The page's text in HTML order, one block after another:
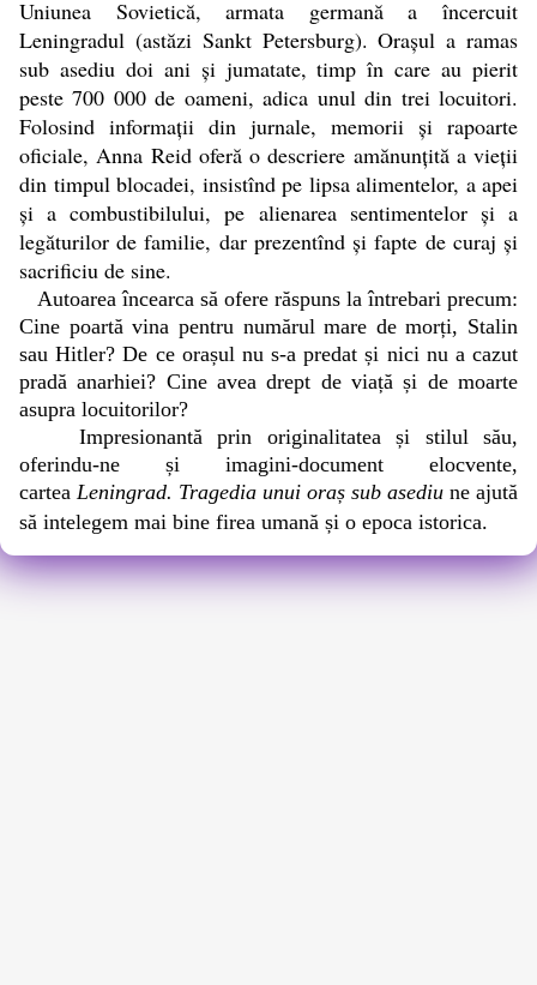
Uniunea Sovietică, armata germană a încercuit
Leningradul (astăzi Sankt Petersburg). Orașul a ramas
sub asediu doi ani și jumatate, timp în care au pierit
peste 700 000 de oameni, adica unul din trei locuitori.
Folosind informații din jurnale, memorii și rapoarte
oficiale, Anna Reid oferă o descriere amănunțită a vieții
din timpul blocadei, insistînd pe lipsa alimentelor, a apei
și a combustibilului, pe alienarea sentimentelor și a
legăturilor de familie, dar prezentînd și fapte de curaj și
sacrificiu de sine.
Autoarea încearca să ofere răspuns la întrebari precum:
Cine poartă vina pentru numărul mare de morți, Stalin
sau Hitler? De ce orașul nu s-a predat și nici nu a cazut
pradă anarhiei? Cine avea drept de viață și de moarte
asupra locuitorilor?
Impresionantă prin originalitatea și stilul său,
oferindu-ne și imagini-document elocvente,
cartea Leningrad. Tragedia unui oraș sub asediu ne ajută
să intelegem mai bine firea umană și o epoca istorica.